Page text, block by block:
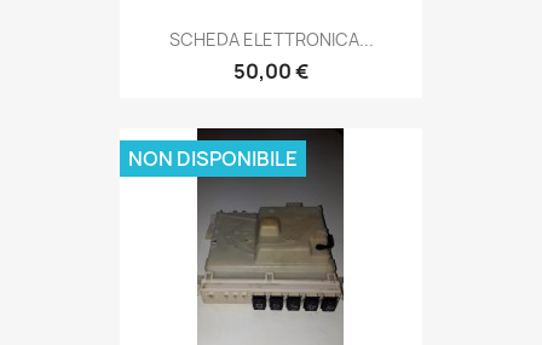
SCHEDA ELETTRONICA...
50,00 €
NON DISPONIBILE